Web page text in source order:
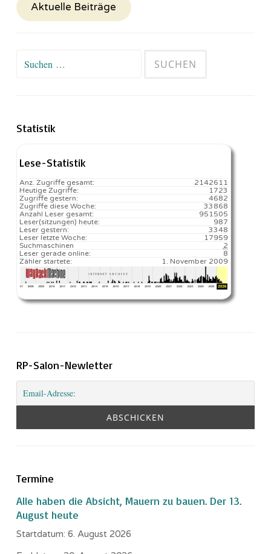
Aktuelle Beiträge
Suchen
Statistik
Lese-Statistik
2142611
Anz. Zugriffe gesamt:
1723
Heutige Zugriffe:
4682
Zugriffe gestern:
33868
Zugriffe diese Woche:
951505
Anzahl Leser gesamt:
987️
Leser(sitzungen) heute:
3348
Leser gestern:
17959️
Leser letzte Woche:
2
Suchmaschinen
8
Leser gerade online:
1. November 2009
Zähler startete:
RP-Salon-Newletter
Termine
Alle haben die Absicht, Mauern zu bauen. Der 13.
August heute
Startdatum: 6. August 2026